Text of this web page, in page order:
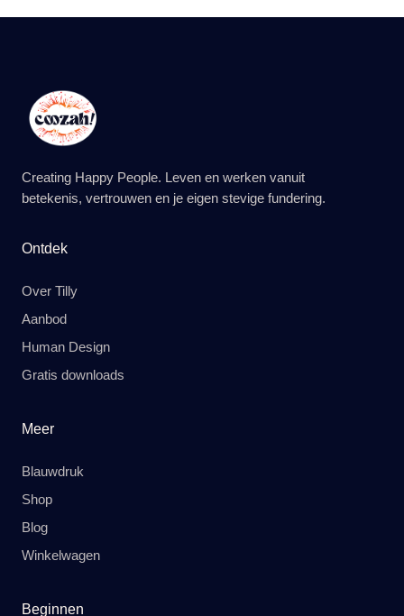
Creating Happy People. Leven en werken vanuit
betekenis, vertrouwen en je eigen stevige fundering.
Ontdek
Over Tilly
Aanbod
Human Design
Gratis downloads
Meer
Blauwdruk
Shop
Blog
Winkelwagen
Beginnen